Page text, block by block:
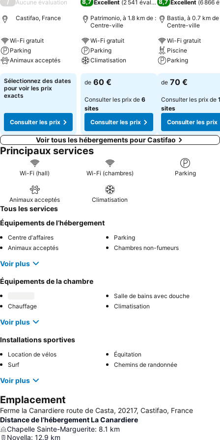
/ Aucune évaluation
Castifao, France
Wi-Fi gratuit
Parking
Animaux acceptés
Consulter les prix
Sélectionnez des dates
pour voir les prix
exacts
Consulter les prix
8,7 Excellent (2 541 évaluations)
Patrimonio, à 1.8 km de :
Centre-ville
Wi-Fi gratuit
Parking
Climatisation
Consulter les prix
de 60 €
Consulter les prix de 6
sites
Consulter les prix
8,7 Excellent (6 866
Bastia, à 0.7 km de
Centre-ville
Wi-Fi gratuit
Piscine
Parking
Consulter les
de 70 €
Consulter les prix de
sites
Consulter les prix
Voir tous les hébergements pour Castifao
Principaux services
Wi-Fi (hall) Wi-Fi (chambres) Parking
Animaux acceptés Climatisation
Tous les services
Équipements de l’hébergement
Centre d'affaires
Parking
Animaux acceptés
Chambres non-fumeurs
Voir plus
Équipements de la chambre
Salle de bains avec douche
Chauffage
Climatisation
Voir plus
Installations sportives
Location de vélos
Équitation
Surf
Chemins de randonnée
Voir plus
Emplacement
Ferme la Canardiere route de Casta, 20217, Castifao, France
Distance de l’hébergement La Canardiere
Chapelle Sainte-Marguerite: 8.1 km
Novella: 12.9 km